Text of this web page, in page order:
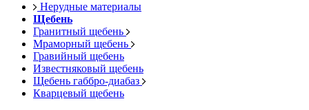
Нерудные материалы
Щебень
Гранитный щебень
Мраморный щебень
Гравийный щебень
Известняковый щебень
Щебень габбро-диабаз
Кварцевый щебень